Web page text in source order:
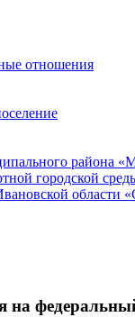
отношения
района
городской
области
на